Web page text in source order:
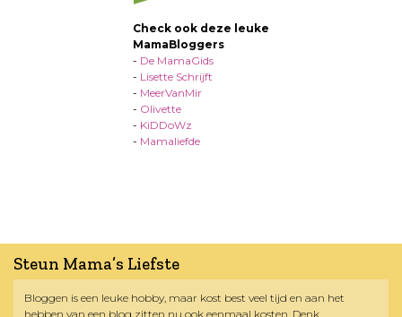
Check ook deze leuke
MamaBloggers
- De MamaGids
- Lisette Schrijft
- MeerVanMir
- Olivette
- KiDDoWz
- Mamaliefde
Steun Mama’s Liefste
Bloggen is een leuke hobby, maar kost best veel tijd en aan het
hebben van een blog zitten nu ook eenmaal kosten. Denk